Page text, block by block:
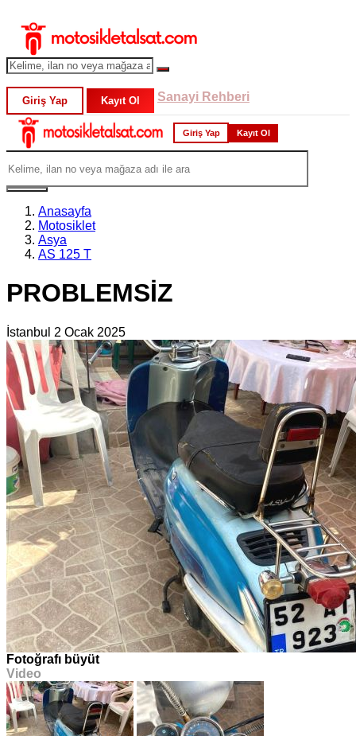
Giriş Yap Kayıt Ol Sanayi Rehberi
Giriş Yap Kayıt Ol
Anasayfa
Motosiklet
Asya
AS 125 T
PROBLEMSİZ
İstanbul 2 Ocak 2025
Fotoğrafı büyüt
Video